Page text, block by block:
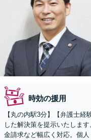
時効の援用
【丸の内駅3分】【弁護士
した解決策を提示いたしま
金請求など幅広く対応。個